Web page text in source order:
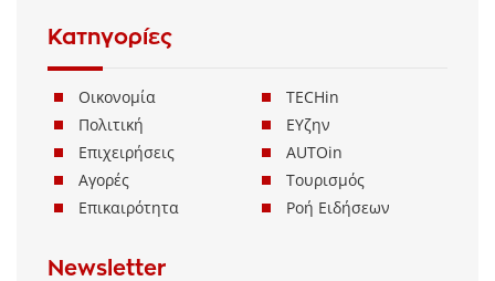
Κατηγορίες
Οικονομία
Πολιτική
Επιχειρήσεις
Αγορές
TECHin
ΕΥζην
AUTOin
Τουρισμός